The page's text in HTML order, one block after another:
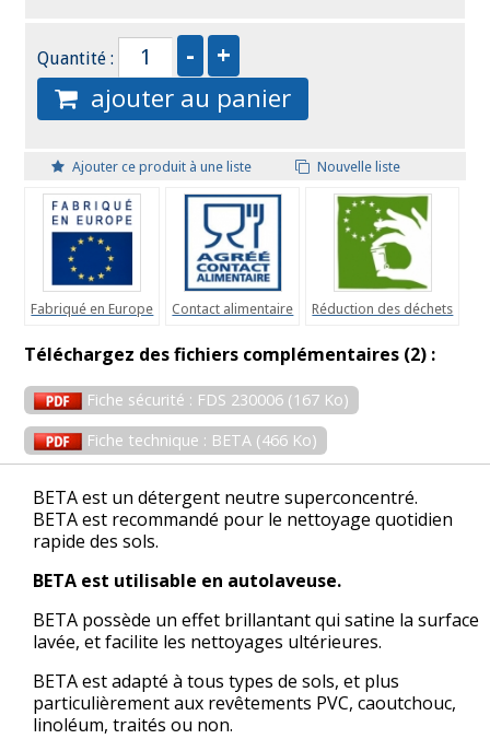
Quantité :
ajouter au panier
Ajouter ce produit à une liste Nouvelle liste
Fabriqué en Europe Contact alimentaire Réduction des déchets
Téléchargez des fichiers complémentaires (2) :
Fiche sécurité : FDS 230006 (167 Ko)
Fiche technique : BETA (466 Ko)
BETA est un détergent neutre superconcentré.
BETA est recommandé pour le nettoyage quotidien
rapide des sols.
BETA est utilisable en autolaveuse.
BETA possède un effet brillantant qui satine la surface
lavée, et facilite les nettoyages ultérieures.
BETA est adapté à tous types de sols, et plus
particulièrement aux revêtements PVC, caoutchouc,
linoléum, traités ou non.